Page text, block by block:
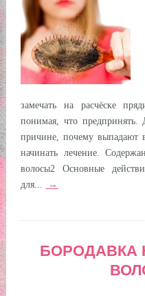
замечать на расчёске
понимая, что предпринять.
причине, почему выпадают
начинать лечение.
волосы2 Основные
для...
→
БОРОДАВКА